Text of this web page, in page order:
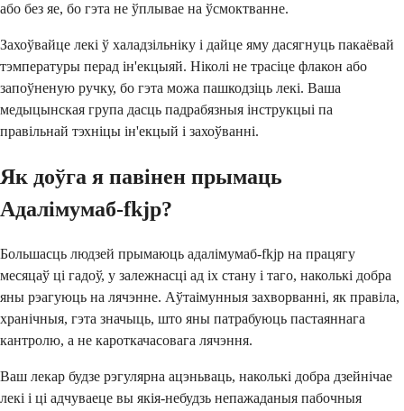
або без яе, бо гэта не ўплывае на ўсмоктванне.
Захоўвайце лекі ў халадзільніку і дайце яму дасягнуць пакаёвай
тэмпературы перад ін'екцыяй. Ніколі не трасіце флакон або
запоўненую ручку, бо гэта можа пашкодзіць лекі. Ваша
медыцынская група дасць падрабязныя інструкцыі па
правільнай тэхніцы ін'екцый і захоўванні.
Як доўга я павінен прымаць
Адалімумаб-fkjp?
Большасць людзей прымаюць адалімумаб-fkjp на працягу
месяцаў ці гадоў, у залежнасці ад іх стану і таго, наколькі добра
яны рэагуюць на лячэнне. Аўтаімунныя захворванні, як правіла,
хранічныя, гэта значыць, што яны патрабуюць пастаяннага
кантролю, а не кароткачасовага лячэння.
Ваш лекар будзе рэгулярна ацэньваць, наколькі добра дзейнічае
лекі і ці адчуваеце вы якія-небудзь непажаданыя пабочныя